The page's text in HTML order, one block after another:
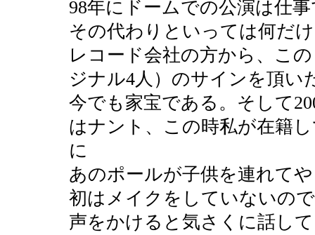
98年にドームでの公演は仕
その代わりといっては何だ
レコード会社の方から、こ
ジナル4人）のサインを頂い
今でも家宝である。そして
はナント、この時私が在籍
に
あのポールが子供を連れて
初はメイクをしていないの
声をかけると気さくに話し